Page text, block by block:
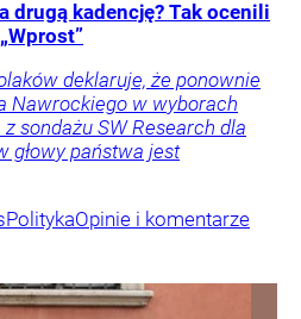
drugą kadencję? Tak ocenili
deklaruje, że ponownie
Nawrockiego w wyborach
sondażu SW Research dla
głowy państwa jest
PolitykaOpinie i komentarze